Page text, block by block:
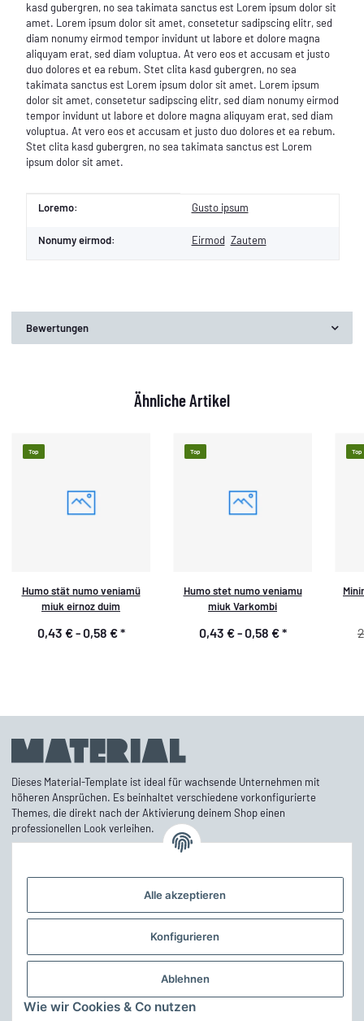
Alle akzeptieren
Konfigurieren
Ablehnen
Wie wir Cookies & Co nutzen
kasd gubergren, no sea takimata sanctus est Lorem ipsum dolor sit
amet. Lorem ipsum dolor sit amet, consetetur sadipscing elitr, sed
diam nonumy eirmod tempor invidunt ut labore et dolore magna
aliquyam erat, sed diam voluptua. At vero eos et accusam et justo
duo dolores et ea rebum. Stet clita kasd gubergren, no sea
takimata sanctus est Lorem ipsum dolor sit amet. Lorem ipsum
dolor sit amet, consetetur sadipscing elitr, sed diam nonumy eirmod
tempor invidunt ut labore et dolore magna aliquyam erat, sed diam
voluptua. At vero eos et accusam et justo duo dolores et ea rebum.
Stet clita kasd gubergren, no sea takimata sanctus est Lorem
ipsum dolor sit amet.
Produkteigenschaft
Wert
Loremo: Gusto ipsum
Nonumy eirmod: Eirmod Zautem
Bewertungen
Ähnliche Artikel
Top
Humo stät numo veniamü
miuk eirnoz duim
0,43 € -0,58 €*
Top
Humo stet numo veniamu
miuk Varkombi
0,43 € -0,58 €*
Top
Dieses Material-Template ist ideal für wachsende Unternehmen mit
höheren Ansprüchen. Es beinhaltet verschiedene vorkonfigurierte
Themes, die direkt nach der Aktivierung deinem Shop einen
professionellen Look verleihen.
Das Theme lässt sich über den Theme Editor in den Grundfarben leicht